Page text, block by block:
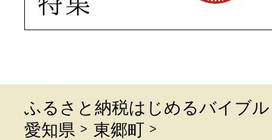
ふるさと納税はじめるバイブル
愛知県
東郷町